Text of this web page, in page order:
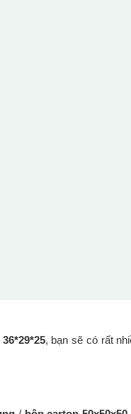
36*29*25, bạn sẽ có rất